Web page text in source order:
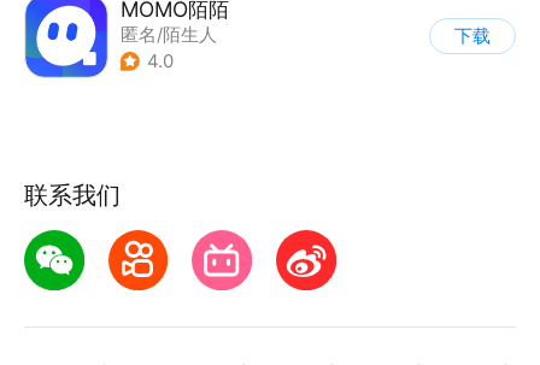
MOMO陌陌
匿名/陌生人
4.0
下载
联系我们